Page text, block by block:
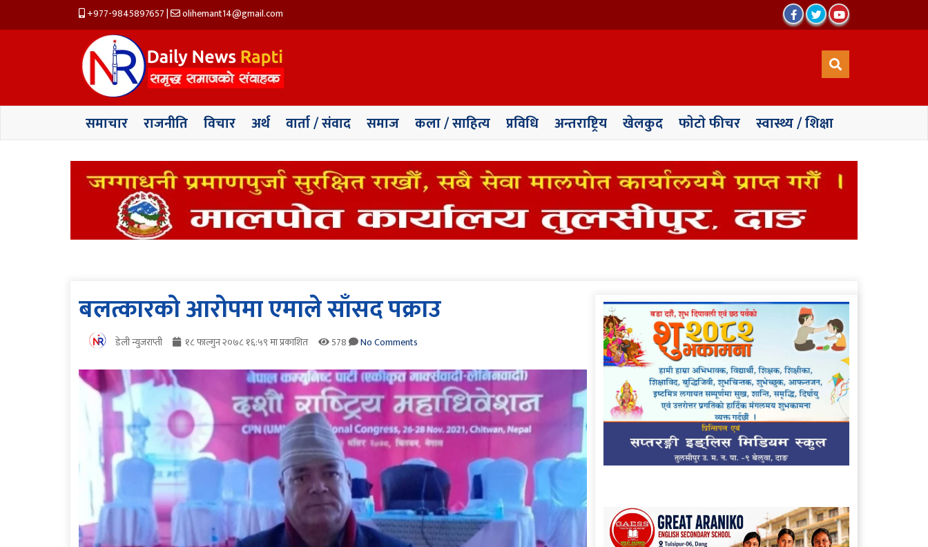
+977-9845897657| olihemant14@gmail.com
समाचार राजनीति विचार अर्थ वार्ता / संवाद समाज कला / साहित्य प्रविधि अन्तराष्ट्रिय खेलकुद फाेटाे फीचर स्वास्थ्य / शिक्षा
बलत्कारकाे आराेपमा एमाले साँसद पक्राउ
डेली न्युजराप्ती १८ फाल्गुन २०७८ १६:५९ मा प्रकाशित 578 No Comments